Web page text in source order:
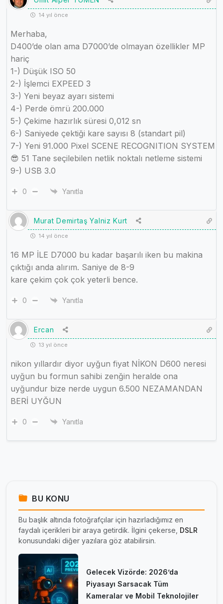
14 yıl önce
Merhaba,
D400’de olan ama D7000’de olmayan özellikler MP
hariç
1-) Düşük ISO 50
2-) İşlemci EXPEED 3
3-) Yeni beyaz ayarı sistemi
4-) Perde ömrü 200.000
5-) Çekime hazırlık süresi 0,012 sn
6-) Saniyede çektiği kare sayısı 8 (standart pil)
7-) Yeni 91.000 Pixel SCENE RECOGNITION SYSTEM
😎 51 Tane seçilebilen netlik noktalı netleme sistemi
9-) USB 3.0
0 Yanıtla
Murat Demirtaş Yalniz Kurt
14 yıl önce
16 MP İLE D7000 bu kadar başarılı iken bu makina
çıktığı anda alırım. Saniye de 8-9
kare çekim çok çok yeterli bence.
0 Yanıtla
Ercan
13 yıl önce
nikon yıllardır diyor uyğun fiyat NİKON D600 neresi
uyğun bu formun sahibi zenğin heralde ona
uyğundur bize nerde uygun 6.500 NEZAMANDAN
BERİ UYĞUN
0 Yanıtla
BU KONU
Bu başlık altında fotoğrafçılar için hazırladığımız en
faydalı içerikleri bir araya getirdik. İlgini çekerse, DSLR
konusundaki diğer yazılara göz atabilirsin.
Gelecek Vizörde: 2026’da
Piyasayı Sarsacak Tüm
Kameralar ve Mobil Teknolojiler